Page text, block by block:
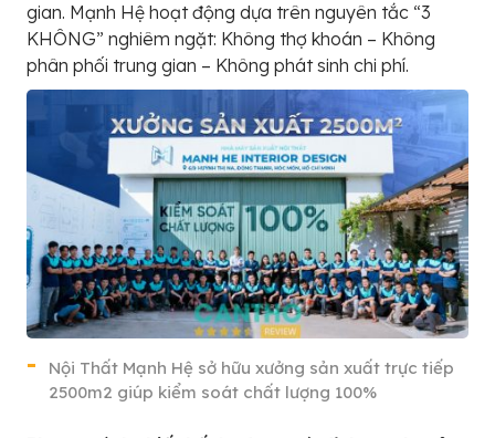
gian. Mạnh Hệ hoạt động dựa trên nguyên tắc “3
KHÔNG” nghiêm ngặt: Không thợ khoán – Không
phân phối trung gian – Không phát sinh chi phí.
Nội Thất Mạnh Hệ sở hữu xưởng sản xuất trực tiếp
2500m2 giúp kiểm soát chất lượng 100%